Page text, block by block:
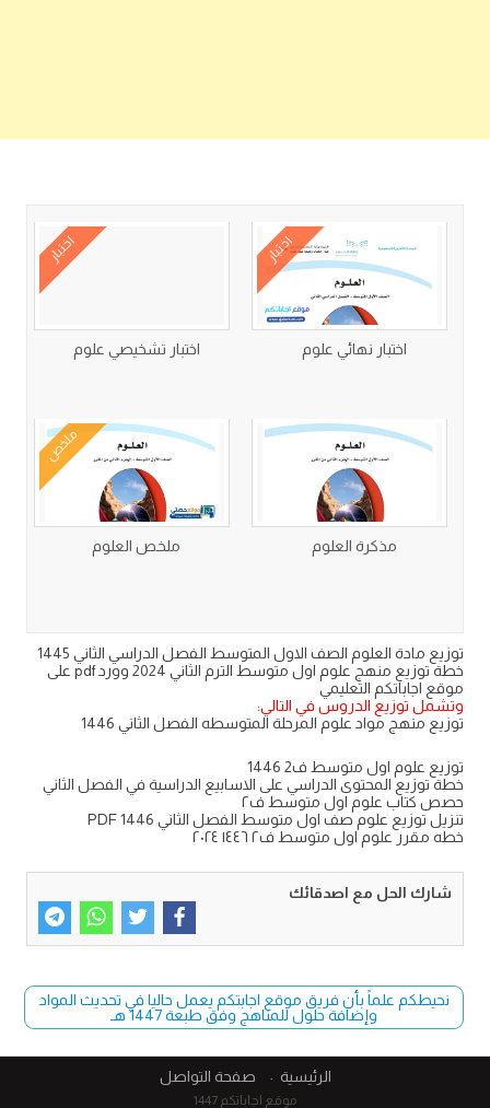
اختبار
اختبار نهائي علوم
اختبار
اختبار تشخيصي علوم
مذكرة العلوم
ملخص
ملخص العلوم
توزيع مادة العلوم الصف الاول المتوسط الفصل الدراسي الثاني 1445
خطة توزيع منهج علوم اول متوسط الترم الثاني 2024 وورد pdf على
موقع اجاباتكم التعليمي
وتشمل توزيع الدروس في التالي:
توزيع منهج مواد علوم المرحلة المتوسطه الفصل الثاني 1446
توزيع علوم اول متوسط ف2 1446
خطة توزيع المحتوى الدراسي على الاسابيع الدراسية في الفصل الثاني
حصص كتاب علوم اول متوسط ف٢
تنزيل توزيع علوم صف اول متوسط الفصل الثاني PDF 1446
خطه مقرر علوم اول متوسط ف٢ ١٤٤٦ ٢٠٢٤
شارك الحل مع اصدقائك
نحيطكم علماً بأن فريق موقع اجابتكم يعمل حاليا في تحديث المواد
وإضافة حلول للمناهج وفق طبعة 1447 هـ
الرئيسية صفحة التواصل
موقع اجاباتكم 1447